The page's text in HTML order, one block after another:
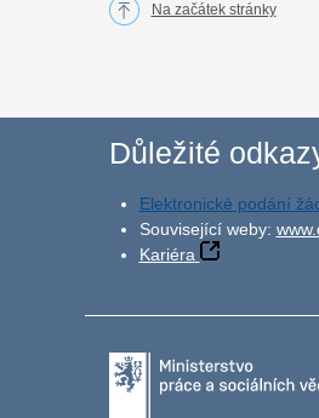
Na začátek stránky
Důležité
Elektronické podání
Související weby:
Kariéra